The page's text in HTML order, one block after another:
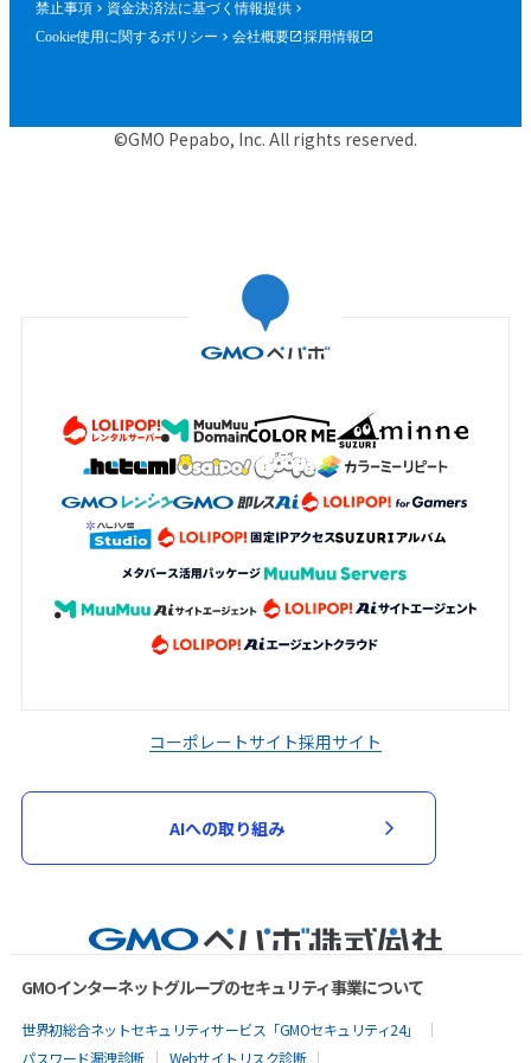
禁止事項
資金決済法に基づく情報提供
Cookie使用に関するポリシー
会社概要 採用情報
©GMO Pepabo, Inc. All rights reserved.
コーポレートサイト採用サイト
AIへの取り組み
GMOインターネットグループのセキュリティ事業について
世界初総合ネットセキュリティサービス「GMOセキュリティ24」
パスワード漏洩診断
Webサイトリスク診断